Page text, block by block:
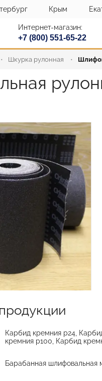
Крым
Интернет-магазин:
+7 (800) 551-65-22
Шкурка рулонная
Карбид кремния р24,
кремния р100, Карбид
Барабанная